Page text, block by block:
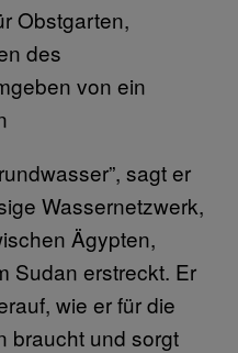
Obstgarten,
des
von ein
sagt er
Wassernetzwerk,
Ägypten,
Sudan erstreckt. Er
wie er für die
braucht und sorgt